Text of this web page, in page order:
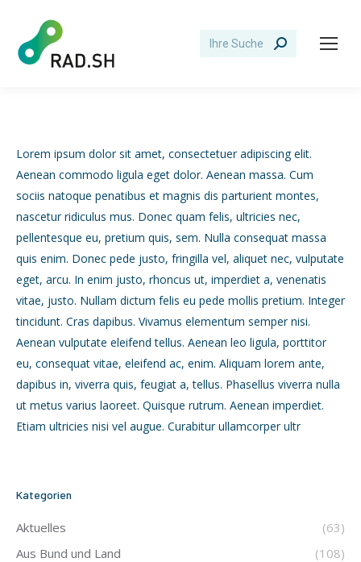
Search:
Lorem ipsum dolor sit amet, consectetuer adipiscing elit.
Aenean commodo ligula eget dolor. Aenean massa. Cum
sociis natoque penatibus et magnis dis parturient montes,
nascetur ridiculus mus. Donec quam felis, ultricies nec,
pellentesque eu, pretium quis, sem. Nulla consequat massa
quis enim. Donec pede justo, fringilla vel, aliquet nec, vulputate
eget, arcu. In enim justo, rhoncus ut, imperdiet a, venenatis
vitae, justo. Nullam dictum felis eu pede mollis pretium. Integer
tincidunt. Cras dapibus. Vivamus elementum semper nisi.
Aenean vulputate eleifend tellus. Aenean leo ligula, porttitor
eu, consequat vitae, eleifend ac, enim. Aliquam lorem ante,
dapibus in, viverra quis, feugiat a, tellus. Phasellus viverra nulla
ut metus varius laoreet. Quisque rutrum. Aenean imperdiet.
Etiam ultricies nisi vel augue. Curabitur ullamcorper ultr
Kategorien
Aktuelles
(63)
Aus Bund und Land
(108)